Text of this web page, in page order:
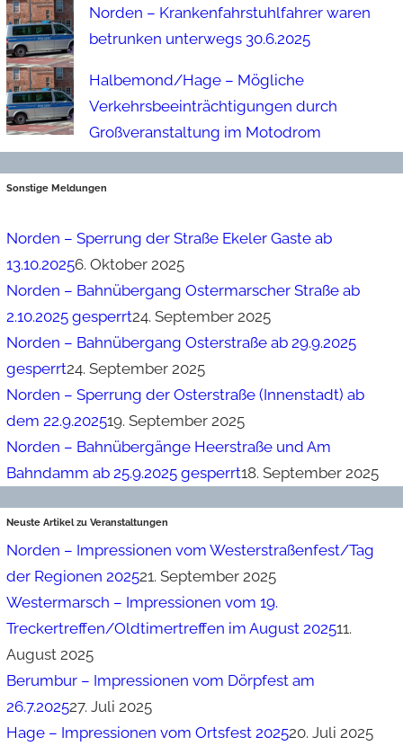
Norden – Krankenfahrstuhlfahrer waren
betrunken unterwegs 30.6.2025
Halbemond/Hage – Mögliche
Verkehrsbeeinträchtigungen durch
Großveranstaltung im Motodrom
Sonstige Meldungen
Norden – Sperrung der Straße Ekeler Gaste ab
13.10.20256. Oktober 2025
Norden – Bahnübergang Ostermarscher Straße ab
2.10.2025 gesperrt24. September 2025
Norden – Bahnübergang Osterstraße ab 29.9.2025
gesperrt24. September 2025
Norden – Sperrung der Osterstraße (Innenstadt) ab
dem 22.9.202519. September 2025
Norden – Bahnübergänge Heerstraße und Am
Bahndamm ab 25.9.2025 gesperrt18. September 2025
Neuste Artikel zu Veranstaltungen
Norden – Impressionen vom Westerstraßenfest/Tag
der Regionen 202521. September 2025
Westermarsch – Impressionen vom 19.
Treckertreffen/Oldtimertreffen im August 202511.
August 2025
Berumbur – Impressionen vom Dörpfest am
26.7.202527. Juli 2025
Hage – Impressionen vom Ortsfest 202520. Juli 2025